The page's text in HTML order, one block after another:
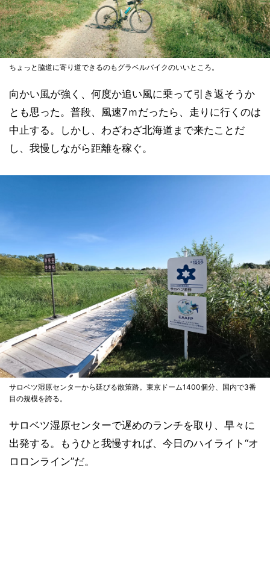
ちょっと脇道に寄り道できるのもグラベルバイクのいいところ。
向かい風が強く、何度か追い風に乗って引き返そうか
とも思った。普段、風速7ｍだったら、走りに行くのは
中止する。しかし、わざわざ北海道まで来たことだ
し、我慢しながら距離を稼ぐ。
サロベツ湿原センターから延びる散策路。東京ドーム1400個分、国内で3番
目の規模を誇る。
サロベツ湿原センターで遅めのランチを取り、早々に
出発する。もうひと我慢すれば、今日のハイライト“オ
ロロンライン”だ。